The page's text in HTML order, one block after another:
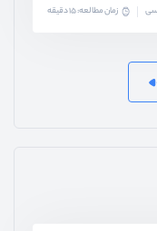
زمان مطالعه: 15 دقیقه